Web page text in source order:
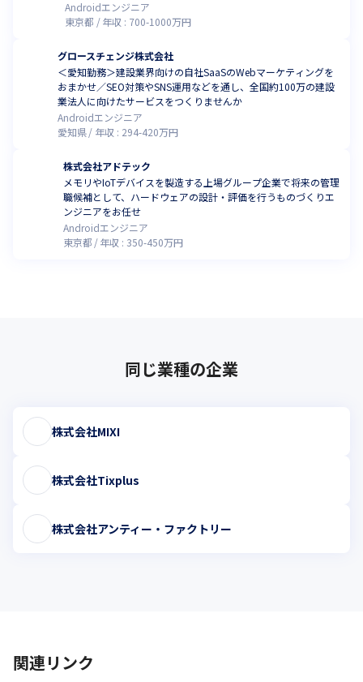
Androidエンジニア
東京都
年収 : 700-1000万円
グロースチェンジ株式会社
＜愛知勤務＞建設業界向けの自社SaaSのWebマーケティングを
おまかせ／SEO対策やSNS運用などを通し、全国約100万の建設
業法人に向けたサービスをつくりませんか
Androidエンジニア
愛知県
年収 : 294-420万円
株式会社アドテック
メモリやIoTデバイスを製造する上場グループ企業で将来の管理
職候補として、ハードウェアの設計・評価を行うものづくりエ
ンジニアをお任せ
Androidエンジニア
東京都
年収 : 350-450万円
同じ業種の企業
株式会社MIXI
株式会社Tixplus
株式会社アンティー・ファクトリー
関連リンク